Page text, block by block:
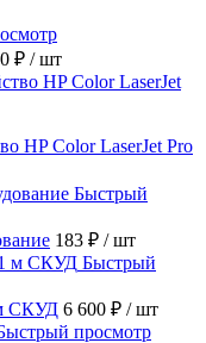
₽ / шт
HP Color LaserJet Pro
Быстрый
183 ₽ / шт
Быстрый
СКУД 6 600 ₽ / шт
просмотр